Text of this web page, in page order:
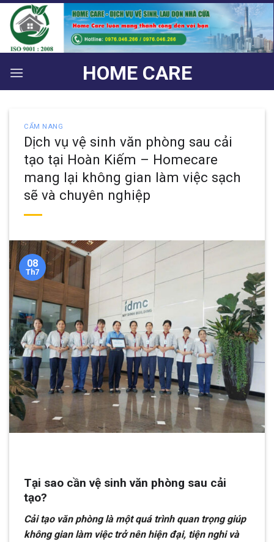
Bỏ
qua
nội
dung
HOME CARE
CẨM NANG
Dịch vụ vệ sinh văn phòng sau cải
tạo tại Hoàn Kiếm – Homecare
mang lại không gian làm việc sạch
sẽ và chuyên nghiệp
08
Th7
Tại sao cần vệ sinh văn phòng sau cải
tạo?
Cải tạo văn phòng là một quá trình quan trọng giúp
không gian làm việc trở nên hiện đại, tiện nghi và